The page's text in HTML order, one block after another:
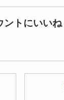
ントにいいね